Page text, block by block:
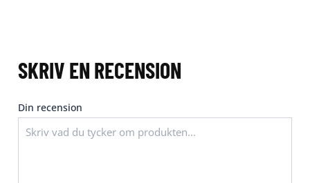
SKRIV EN RECENSION
Din recension